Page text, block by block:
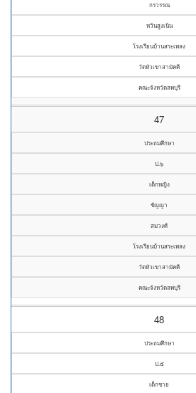
กรวรรณ
หวินสูงเนิน
โรงเรียนบ้านสระเพลง
วัดหัวเขาสามัคคี
คณะจังหวัดลพบุรี
47
ประถมศึกษา
ป.๖
เด็กหญิง
ชัญญา
สมวงศ์
โรงเรียนบ้านสระเพลง
วัดหัวเขาสามัคคี
คณะจังหวัดลพบุรี
48
ประถมศึกษา
ป.๕
เด็กชาย